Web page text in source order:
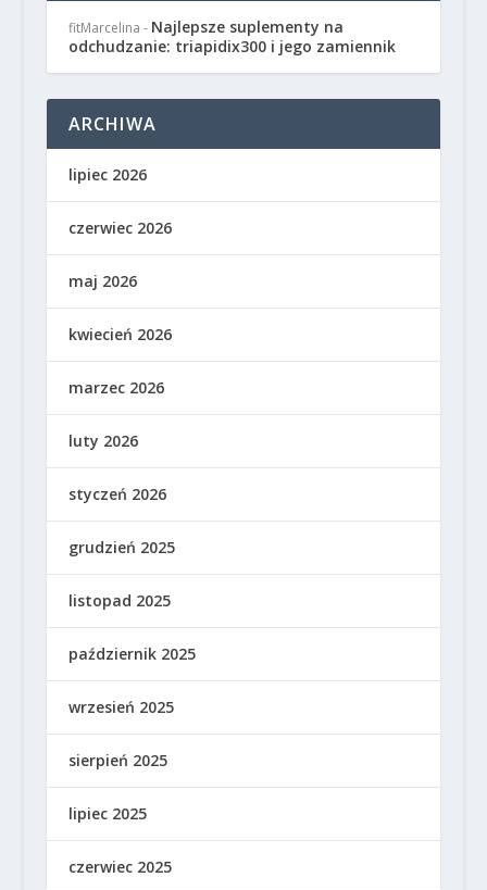
fitMarcelina - Najlepsze suplementy na
odchudzanie: triapidix300 i jego zamiennik
ARCHIWA
lipiec 2026
czerwiec 2026
maj 2026
kwiecień 2026
marzec 2026
luty 2026
styczeń 2026
grudzień 2025
listopad 2025
październik 2025
wrzesień 2025
sierpień 2025
lipiec 2025
czerwiec 2025